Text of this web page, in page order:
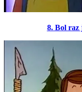
8. Bol raz